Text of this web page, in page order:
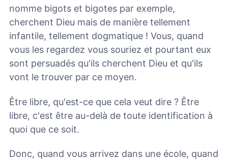
nomme bigots et bigotes par exemple,
cherchent Dieu mais de manière tellement
infantile, tellement dogmatique ! Vous, quand
vous les regardez vous souriez et pourtant eux
sont persuadés qu'ils cherchent Dieu et qu'ils
vont le trouver par ce moyen.
Être libre, qu'est-ce que cela veut dire ? Être
libre, c'est être au-delà de toute identification à
quoi que ce soit.
Donc, quand vous arrivez dans une école, quand